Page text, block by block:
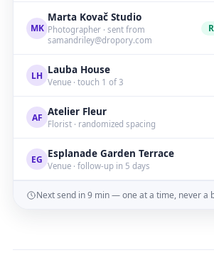
MK
Marta Kovač Studio
Photographer · sent from
samandriley@dropory.com
LH Lauba House
Venue · touch 1 of 3
AF Atelier Fleur
Florist · randomized spacing
EG Esplanade Garden Terrace
Venue · follow-up in 5 days
Next send in 9 min — one at a time, never a